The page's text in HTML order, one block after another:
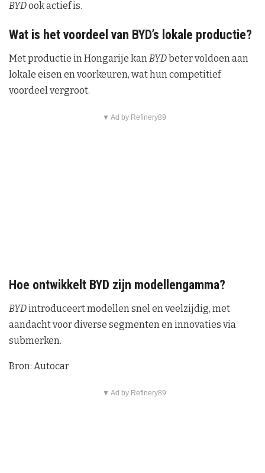
BYDook actief is.
Wat is het voordeel van BYD’s lokale productie?
Met productie in Hongarije kanBYD beter voldoen aan
lokale eisen en voorkeuren, wat hun competitief
voordeel vergroot.
▼ Ad by Refinery89
Hoe ontwikkelt BYD zijn modellengamma?
BYDintroduceert modellen snel en veelzijdig, met
aandacht voor diverse segmenten en innovaties via
submerken.
Bron: Autocar
▼ Ad by Refinery89